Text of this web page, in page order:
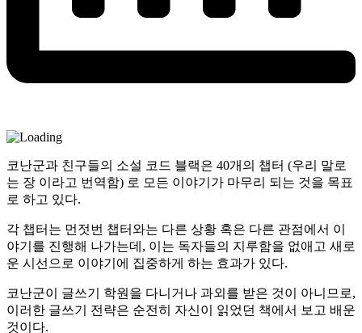
코난군과 친구들의 소설 코드 블랙은 40개의 챕터 (우리 말로
는 장 이라고 번역함) 로 모든 이야기가 마무리 되는 것을 목표
로 하고 있다.
각 챕터는 먼젓번 챕터와는 다른 상황 혹은 다른 관점에서 이
야기를 진행해 나가는데, 이는 독자들의 지루함을 없애고 새로
운 시선으로 이야기에 집중하게 하는 효과가 있다.
코난군이 글쓰기 학원을 다니거나 과외를 받은 것이 아니므로,
이러한 글쓰기 전략은 순전히 자신이 읽었던 책에서 보고 배운
것이다.